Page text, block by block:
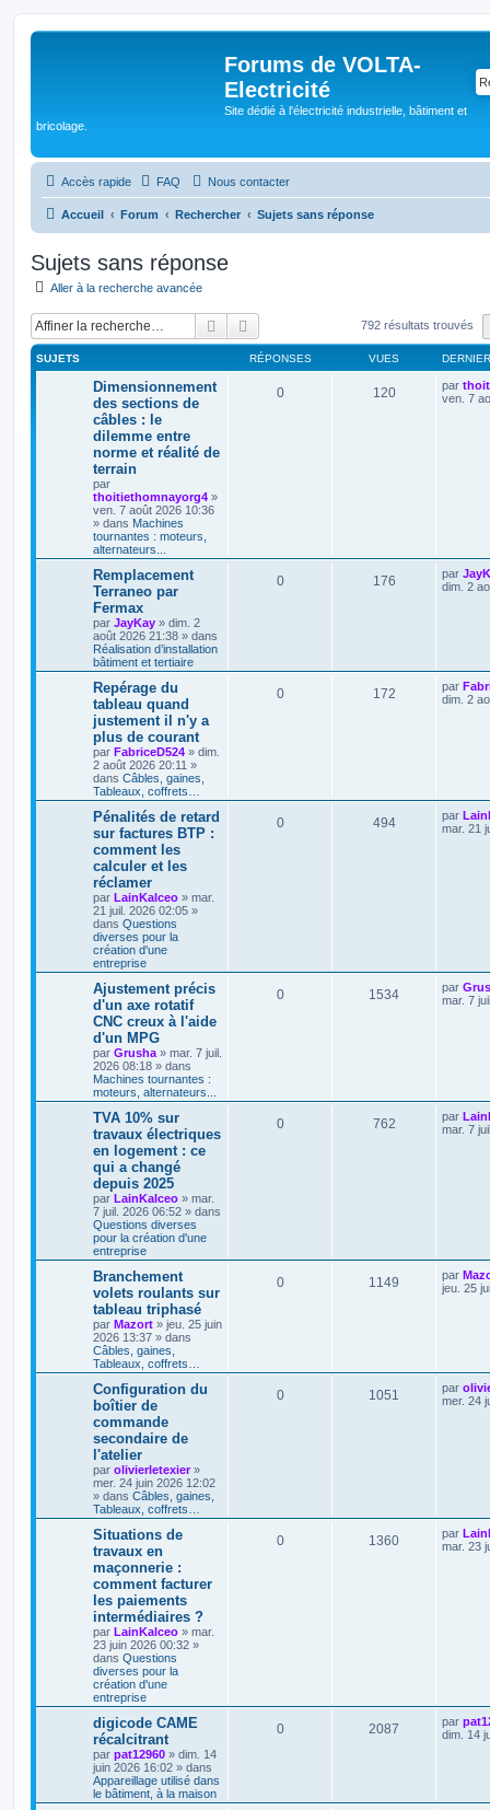
Forums de VOLTA-
Electricité
Site dédié à l'électricité industrielle, bâtiment et
bricolage.
Accès rapide FAQ Nous contacter
Accueil Forum Rechercher Sujets sans réponse
Sujets sans réponse
Aller à la recherche avancée
RechercherRecherche avancée792 résultats trouvés
SUJETS RÉPONSES VUES
Dimensionnement
des sections de
câbles : le
dilemme entre
norme et réalité de
terrain
par
thoitiethomnayorg4 »
ven. 7 août 2026 10:36
» dans Machines
tournantes : moteurs,
alternateurs...
0 120 par
ven. 7
Remplacement
Terraneo par
Fermax
par JayKay » dim. 2
août 2026 21:38 » dans
Réalisation d’installation
bâtiment et tertiaire
0 176 par
dim. 2
Repérage du
tableau quand
justement il n'y a
plus de courant
par FabriceD524 » dim.
2 août 2026 20:11 »
dans Câbles, gaines,
Tableaux, coffrets…
0 172 par
dim. 2
Pénalités de retard
sur factures BTP :
comment les
calculer et les
réclamer
par LainKalceo » mar.
21 juil. 2026 02:05 »
dans Questions
diverses pour la
création d'une
entreprise
0 494 par
mar. 21
Ajustement précis
d'un axe rotatif
CNC creux à l'aide
d'un MPG
par Grusha » mar. 7 juil.
2026 08:18 » dans
Machines tournantes :
moteurs, alternateurs...
0 1534 par
mar. 7
TVA 10% sur
travaux électriques
en logement : ce
qui a changé
depuis 2025
par LainKalceo » mar.
7 juil. 2026 06:52 » dans
Questions diverses
pour la création d'une
entreprise
0 762 par
mar. 7
Branchement
volets roulants sur
tableau triphasé
par Mazort » jeu. 25 juin
2026 13:37 » dans
Câbles, gaines,
Tableaux, coffrets…
0 1149 par
jeu. 25
Configuration du
boîtier de
commande
secondaire de
l'atelier
par olivierletexier»
mer. 24 juin 2026 12:02
» dans Câbles, gaines,
Tableaux, coffrets…
0 1051 par
mer. 24
Situations de
travaux en
maçonnerie :
comment facturer
les paiements
intermédiaires ?
par LainKalceo » mar.
23 juin 2026 00:32 »
dans Questions
diverses pour la
création d'une
entreprise
0 1360 par
mar. 23
digicode CAME
récalcitrant
par pat12960 » dim. 14
juin 2026 16:02 » dans
Appareillage utilisé dans
le bâtiment, à la maison
0 2087 par
dim. 14